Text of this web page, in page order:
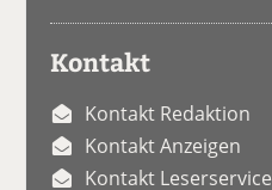
Kontakt
Kontakt Redaktion
Kontakt Anzeigen
Kontakt Leserservice